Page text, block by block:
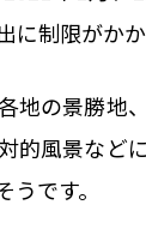
制限がかか
地の景勝地
的風景など
です。